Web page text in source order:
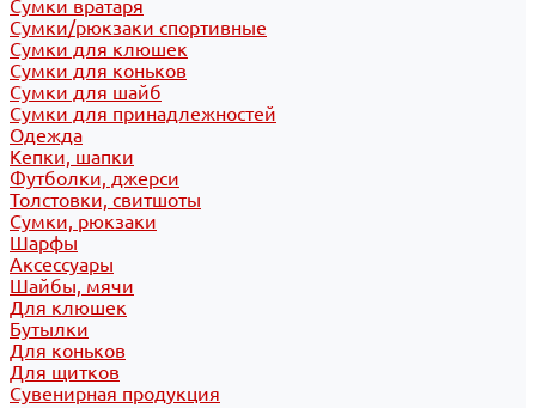
Сумки вратаря
Сумки/рюкзаки спортивные
Сумки для клюшек
Сумки для коньков
Сумки для шайб
Сумки для принадлежностей
Одежда
Кепки, шапки
Футболки, джерси
Толстовки, свитшоты
Сумки, рюкзаки
Шарфы
Аксессуары
Шайбы, мячи
Для клюшек
Бутылки
Для коньков
Для щитков
Сувенирная продукция